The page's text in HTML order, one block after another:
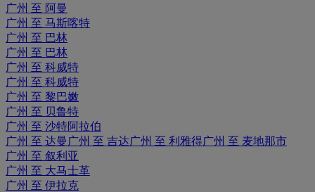
广州 至 阿曼
广州 至 马斯喀特
广州 至 巴林
广州 至 巴林
广州 至 科威特
广州 至 科威特
广州 至 黎巴嫩
广州 至 贝鲁特
广州 至 沙特阿拉伯
广州 至 达曼 广州 至 吉达广州 至 利雅得广州 至 麦地那市
广州 至 叙利亚
广州 至 大马士革
广州 至 伊拉克